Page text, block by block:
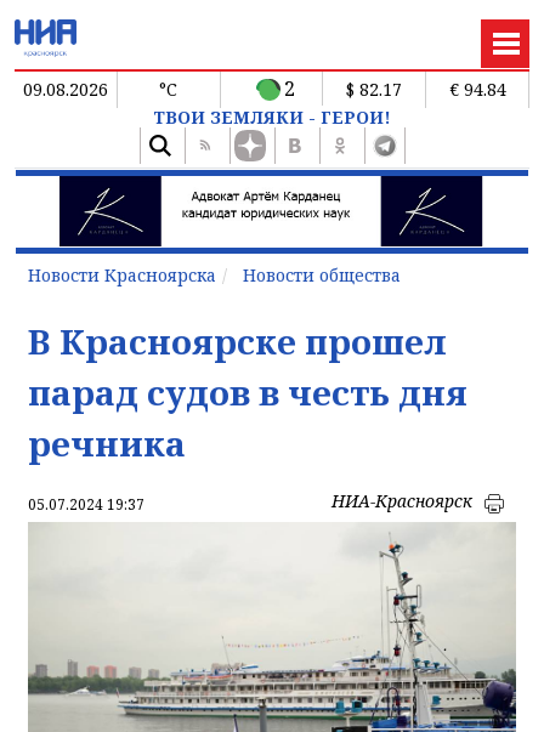
09.08.2026 °C 2 $ 82.17
€ 94.84
ТВОИ ЗЕМЛЯКИ - ГЕРОИ!
Новости Красноярска Новости общества
В Красноярске прошел
парад судов в честь дня
речника
05.07.2024 19:37 НИА-Красноярск